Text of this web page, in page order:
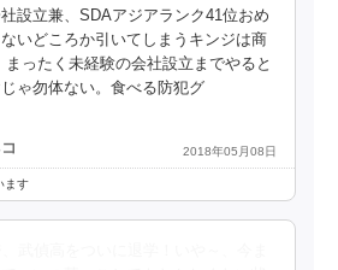
設立兼、SDAアジアランク41位おめ
いどころか引いてしまうキンジは商
ったく未経験の会社設立までやると
ゃ勿体ない。食べる防犯グ
2018年05月08日
ます